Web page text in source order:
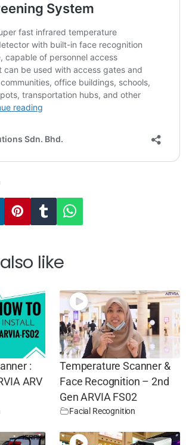
like
:
ARV
Temperature Scanner &
Face Recognition – 2nd
Gen ARVIA FS02
Facial Recognition